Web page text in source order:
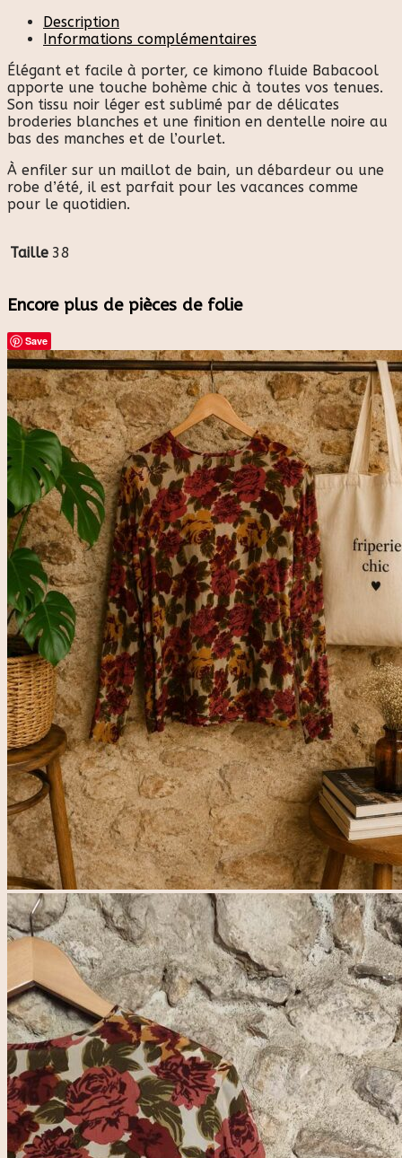
Description
Informations complémentaires
Élégant et facile à porter, ce kimono fluide Babacool
apporte une touche bohème chic à toutes vos tenues.
Son tissu noir léger est sublimé par de délicates
broderies blanches et une finition en dentelle noire au
bas des manches et de l’ourlet.
À enfiler sur un maillot de bain, un débardeur ou une
robe d’été, il est parfait pour les vacances comme
pour le quotidien.
Taille 38
Encore plus de pièces de folie
Save